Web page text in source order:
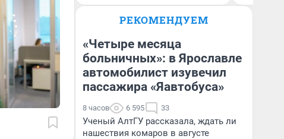
РЕКОМЕНДУЕМ
«Четыре месяца
больничных»: в Ярославле
автомобилист изувечил
пассажира «Яавтобуса»
8 часов 6 595 33
Ученый АлтГУ рассказала, ждать ли
нашествия комаров в августе